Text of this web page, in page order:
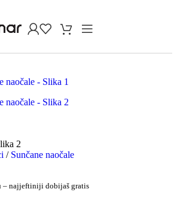
/ Sunčane naočale
– najjeftiniji dobijaš gratis